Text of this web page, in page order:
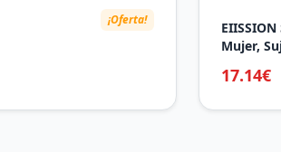
¡Oferta!
Mujer,
17.14€